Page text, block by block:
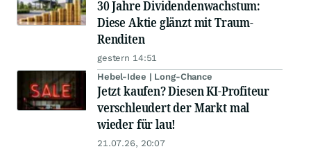
30 Jahre Dividendenwachstum:
Diese Aktie glänzt mit Traum-
Renditen
gestern 14:51
Hebel-Idee | Long-Chance
Jetzt kaufen? Diesen KI-Profiteur
verschleudert der Markt mal
wieder für lau!
21.07.26, 20:07